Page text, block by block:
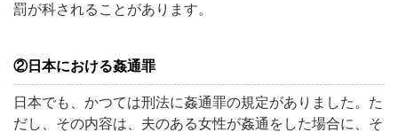
罰が科されることがあります。
②日本における姦通罪
日本でも、かつては刑法に姦通罪の規定がありました。た
だし、その内容は、夫のある女性が姦通をした場合に、そ